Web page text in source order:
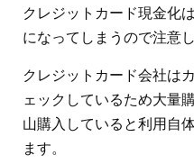
クレジットカード現金化
になってしまうので注意
クレジットカード会社は
ェックしているため大量
山購入していると利用自
ます。